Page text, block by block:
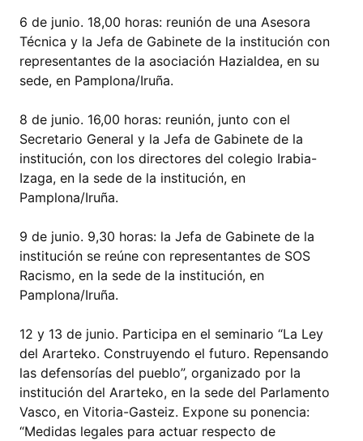
6 de junio. 18,00 horas: reunión de una Asesora
Técnica y la Jefa de Gabinete de la institución con
representantes de la asociación Hazialdea, en su
sede, en Pamplona/Iruña.
8 de junio. 16,00 horas: reunión, junto con el
Secretario General y la Jefa de Gabinete de la
institución, con los directores del colegio Irabia-
Izaga, en la sede de la institución, en
Pamplona/Iruña.
9 de junio. 9,30 horas: la Jefa de Gabinete de la
institución se reúne con representantes de SOS
Racismo, en la sede de la institución, en
Pamplona/Iruña.
12 y 13 de junio. Participa en el seminario “La Ley
del Ararteko. Construyendo el futuro. Repensando
las defensorías del pueblo”, organizado por la
institución del Ararteko, en la sede del Parlamento
Vasco, en Vitoria-Gasteiz. Expone su ponencia:
“Medidas legales para actuar respecto de